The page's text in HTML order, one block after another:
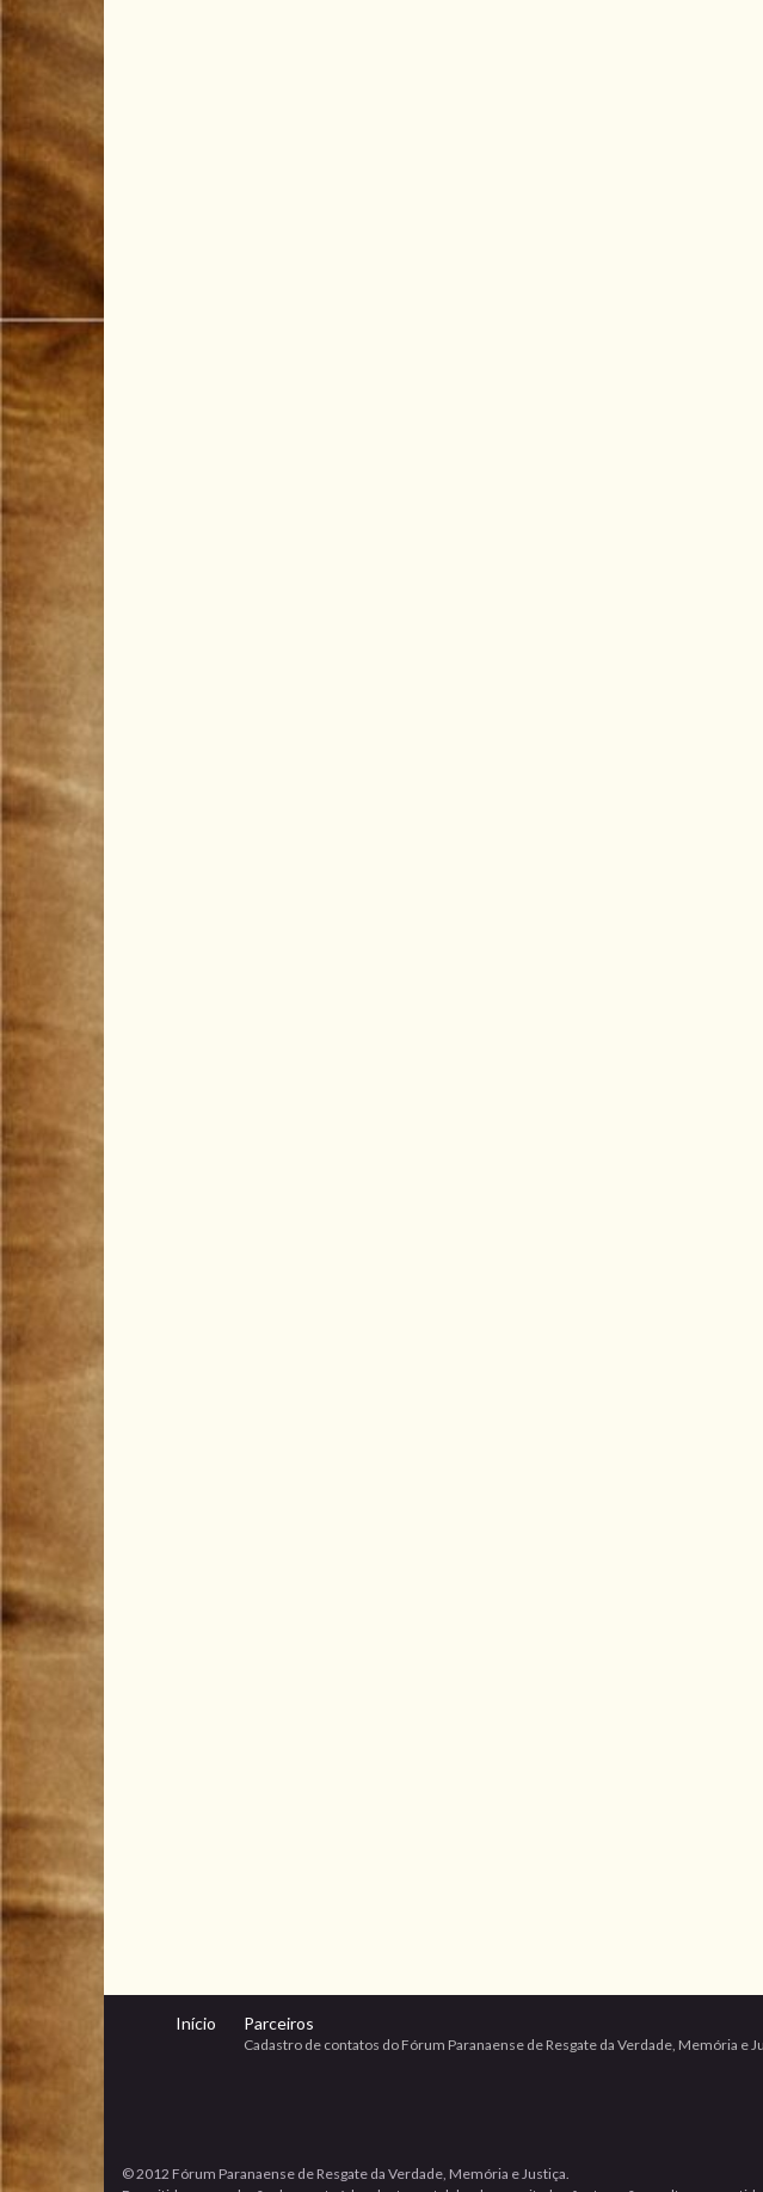
Início Parceiros
Cadastro de contatos do Fórum Paranaense de Resgate da Verdade, Memória e
© 2012 Fórum Paranaense de Resgate da Verdade, Memória e Justiça.